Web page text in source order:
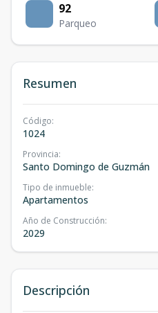
92
Parqueo
Resumen
Código:
1024
Provincia:
Santo Domingo de Guzmán
Tipo de inmueble:
Apartamentos
Año de Construcción:
2029
Descripción